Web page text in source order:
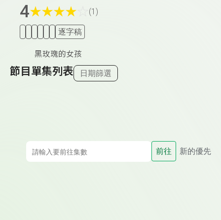
4★★★★ (1)
逐字稿
黑玫瑰的女孩
節目單集列表 日期篩選
前往 新的優先